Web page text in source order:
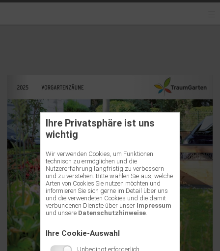
Ihre Privatsphäre ist uns
wichtig
Wir verwenden Cookies, um Funktionen
technisch zu ermöglichen und die
Nutzererfahrung langfristig zu verbessern
und zu verstehen. Bitte wählen Sie aus, welche
Arten von Cookies Sie nutzen möchten und
informieren Sie sich gerne im Detail über uns
und die verwendeten Cookies und die damit
verbundenen Dienste über unser Impressum
und unsere Datenschutzhinweise.
Ihre Cookie-Auswahl